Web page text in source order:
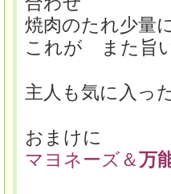
焼肉のたれ少量
これが また旨
主人も気に入っ
おまけに
マヨネーズ＆万